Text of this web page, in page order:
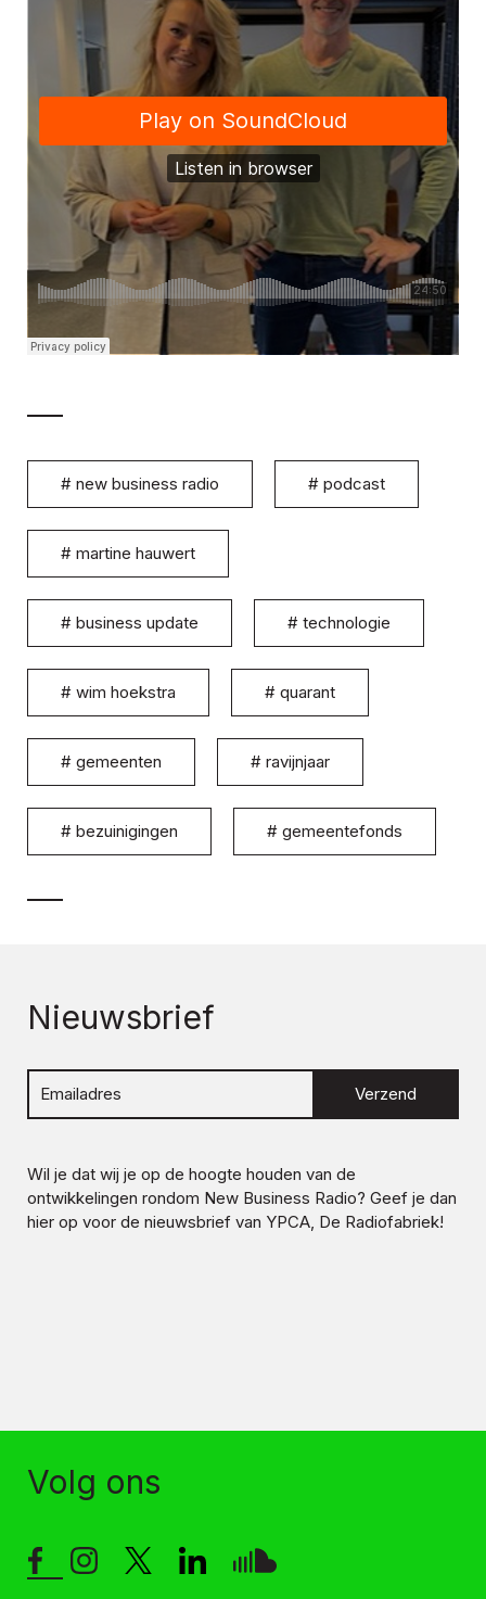
# new business radio # podcast
# martine hauwert
# business update # technologie
# wim hoekstra # quarant
# gemeenten # ravijnjaar
# bezuinigingen # gemeentefonds
Nieuwsbrief
Verzend
Wil je dat wij je op de hoogte houden van de
ontwikkelingen rondom New Business Radio? Geef je dan
hier op voor de nieuwsbrief van YPCA, De Radiofabriek!
Volg ons